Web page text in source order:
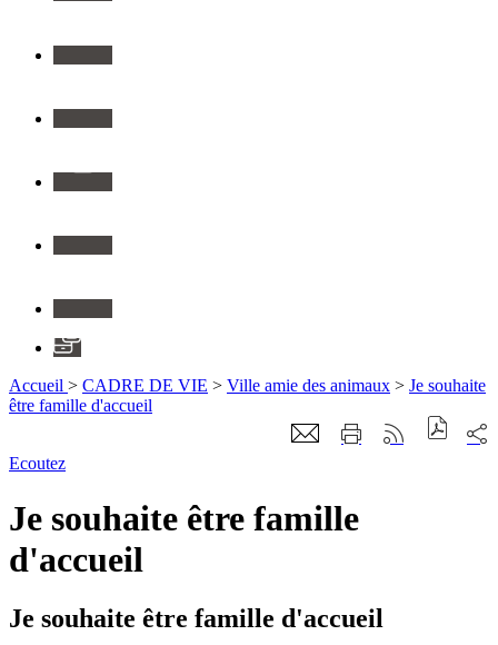
Accueil > CADRE DE VIE > Ville amie des animaux > Je souhaite
être famille d'accueil
Ecoutez
Je souhaite être famille
d'accueil
Je souhaite être famille d'accueil